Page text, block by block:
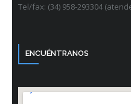
Tel/fax: (34) 958-293304
ENCUÉNTRANOS